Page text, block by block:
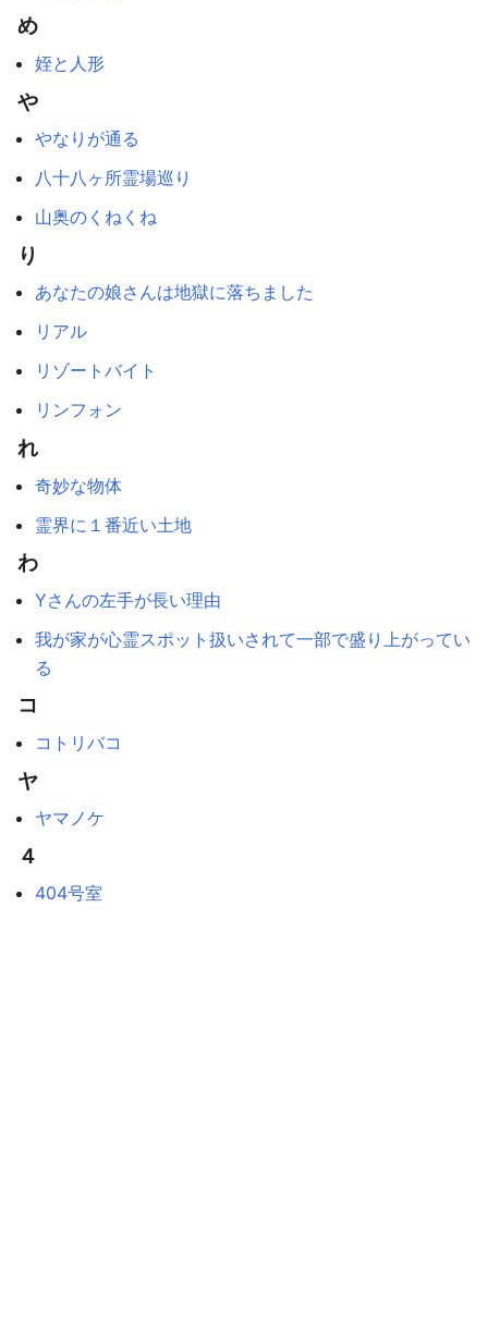
め
姪と人形
や
やなりが通る
八十八ヶ所霊場巡り
山奥のくねくね
り
あなたの娘さんは地獄に落ちました
リアル
リゾートバイト
リンフォン
れ
奇妙な物体
霊界に１番近い土地
わ
Yさんの左手が長い理由
我が家が心霊スポット扱いされて一部で盛り上がってい
る
コ
コトリバコ
ヤ
ヤマノケ
４
404号室